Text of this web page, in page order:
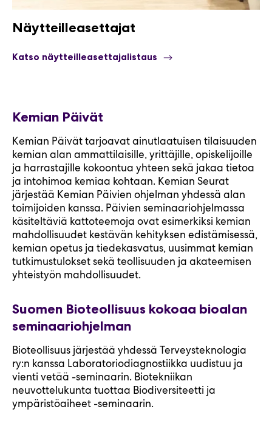
Näytteilleasettajat
Katso näytteilleasettajalistaus
Kemian Päivät
Kemian Päivät tarjoavat ainutlaatuisen tilaisuuden
kemian alan ammattilaisille, yrittäjille, opiskelijoille
ja harrastajille kokoontua yhteen sekä jakaa tietoa
ja intohimoa kemiaa kohtaan. Kemian Seurat
järjestää Kemian Päivien ohjelman yhdessä alan
toimijoiden kanssa. Päivien seminaariohjelmassa
käsiteltäviä kattoteemoja ovat esimerkiksi kemian
mahdollisuudet kestävän kehityksen edistämisessä,
kemian opetus ja tiedekasvatus, uusimmat kemian
tutkimustulokset sekä teollisuuden ja akateemisen
yhteistyön mahdollisuudet.
Suomen Bioteollisuus kokoaa bioalan
seminaariohjelman
Bioteollisuus järjestää yhdessä Terveysteknologia
ry:n kanssa Laboratoriodiagnostiikka uudistuu ja
vienti vetää -seminaarin. Biotekniikan
neuvottelukunta tuottaa Biodiversiteetti ja
ympäristöaiheet -seminaarin.